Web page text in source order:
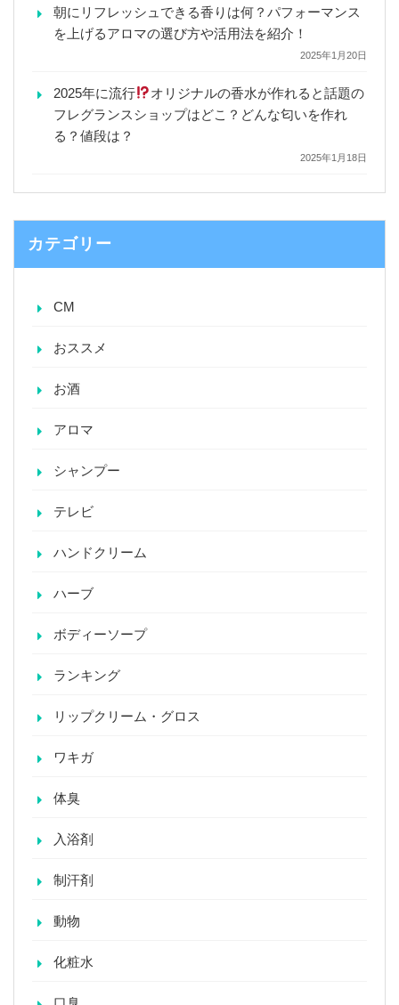
朝にリフレッシュできる香りは何？パフォーマンス
を上げるアロマの選び方や活用法を紹介！
2025年1月20日
2025年に流行
オリジナルの香水が作れると話題の
フレグランスショップはどこ？どんな匂いを作れ
る？値段は？
2025年1月18日
カテゴリー
CM
おススメ
お酒
アロマ
シャンプー
テレビ
ハンドクリーム
ハーブ
ボディーソープ
ランキング
リップクリーム・グロス
ワキガ
体臭
入浴剤
制汗剤
動物
化粧水